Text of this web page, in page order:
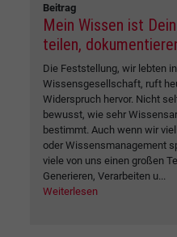
Beitrag
Mein Wissen ist
teilen,
Die Feststellung, wir lebten
Wissensgesellschaft, ruft
Widerspruch hervor. Nicht
bewusst, wie sehr
bestimmt. Auch wenn wir
oder Wissensmanagement
viele von uns einen großen
Generieren, Verarbeiten u...
Weiterlesen